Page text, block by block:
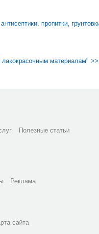
пропитки,
материалам" >>
Полезные статьи
Реклама
сайта